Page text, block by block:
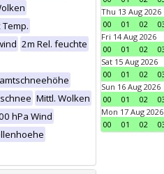
2m Rel. feuchte
Mittl. Wolken
hPa Wind
Thu 13 Aug 2026
00
01 02
Fri 14 Aug 2026
00
01 02
Sat 15 Aug 2026
00
01 02
Sun 16 Aug 2026
00
01 02
Mon 17 Aug 2026
00
01 02